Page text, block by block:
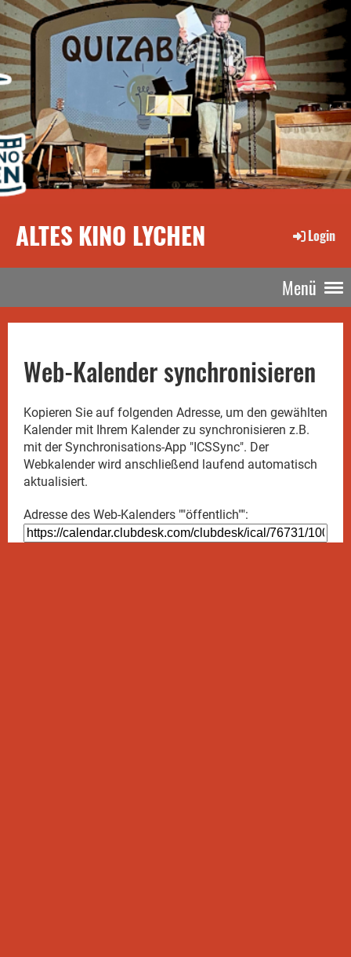
ALTES KINO LYCHEN Login
Menü
Web-Kalender synchronisieren
Kopieren Sie auf folgenden Adresse, um den gewählten
Kalender mit Ihrem Kalender zu synchronisieren z.B.
mit der Synchronisations-App "ICSSync". Der
Webkalender wird anschließend laufend automatisch
aktualisiert.
Adresse des Web-Kalenders ""öffentlich"":